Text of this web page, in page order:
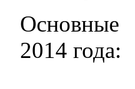
Основные
2014 года: